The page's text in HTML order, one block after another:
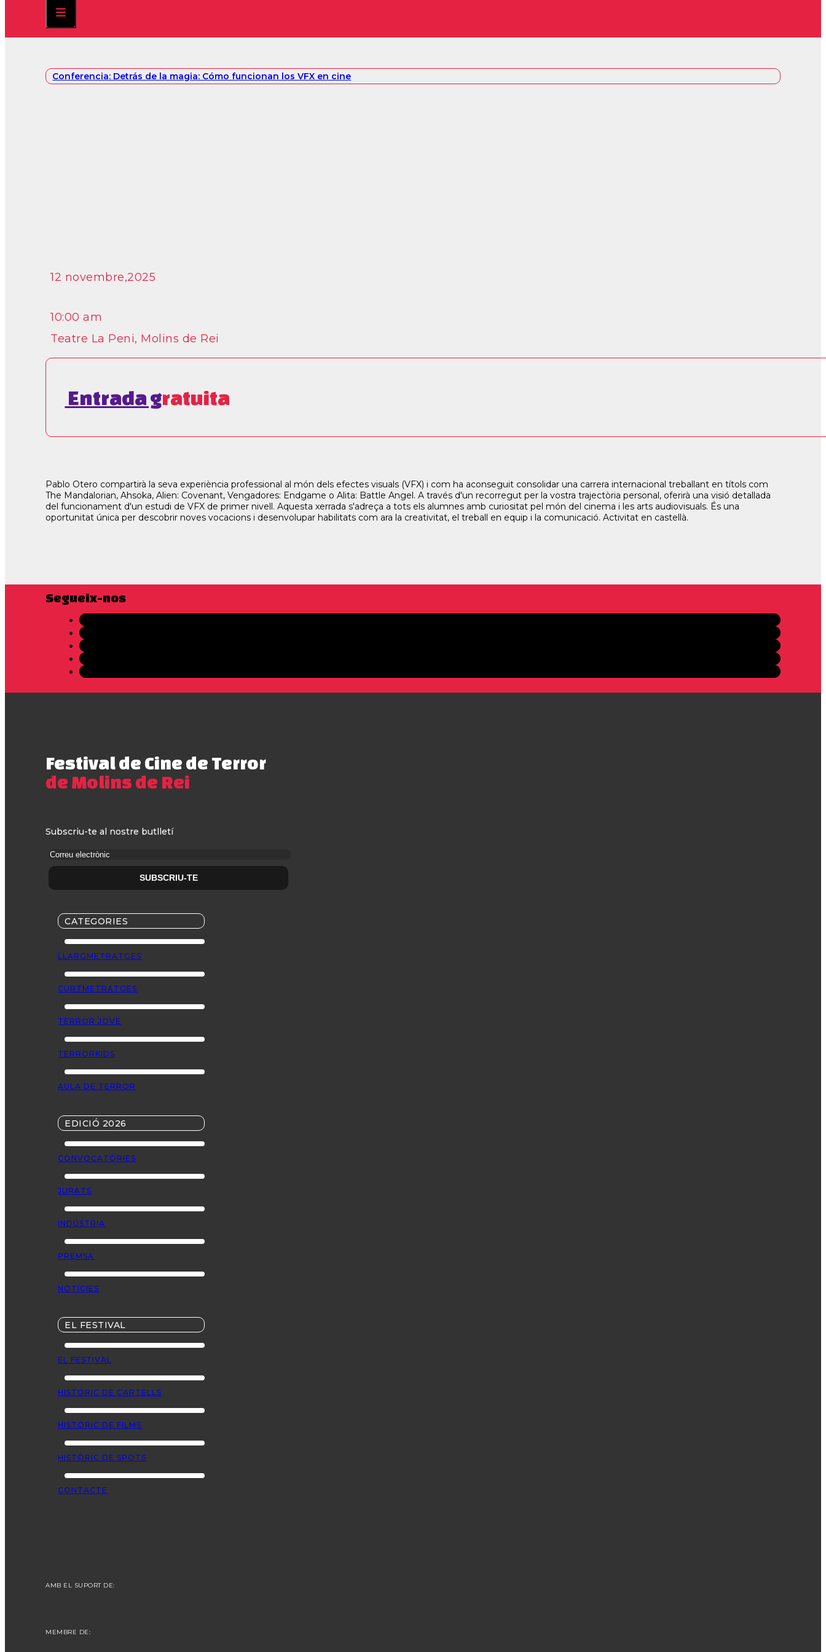
Conferencia: Detrás de la magia: Cómo funcionan los VFX en cine
12 novembre,2025
10:00 am
Teatre La Peni, Molins de Rei
Entrada gratuita
Pablo Otero compartirà la seva experiència professional al món dels efectes visuals (VFX) i com ha aconseguit consolidar una carrera internacional treballant en títols com
The Mandalorian, Ahsoka, Alien: Covenant, Vengadores: Endgame o Alita: Battle Angel. A través d'un recorregut per la vostra trajectòria personal, oferirà una visió detallada
del funcionament d'un estudi de VFX de primer nivell. Aquesta xerrada s'adreça a tots els alumnes amb curiositat pel món del cinema i les arts audiovisuals. És una
oportunitat única per descobrir noves vocacions i desenvolupar habilitats com ara la creativitat, el treball en equip i la comunicació. Activitat en castellà.
Segueix-nos
Festival de Cine de Terror
de Molins de Rei
Subscriu-te al nostre butlletí
CATEGORIES
LLARGMETRATGES
CURTMETRATGES
TERROR JOVE
TERRORKIDS
AULA DE TERROR
EDICIÓ 2026
CONVOCATÒRIES
JURATS
INDÚSTRIA
PREMSA
NOTÍCIES
EL FESTIVAL
EL FESTIVAL
HISTÒRIC DE CARTELLS
HISTÒRIC DE FILMS
HISTÒRIC DE SPOTS
CONTACTE
AMB EL SUPORT DE:
MEMBRE DE: